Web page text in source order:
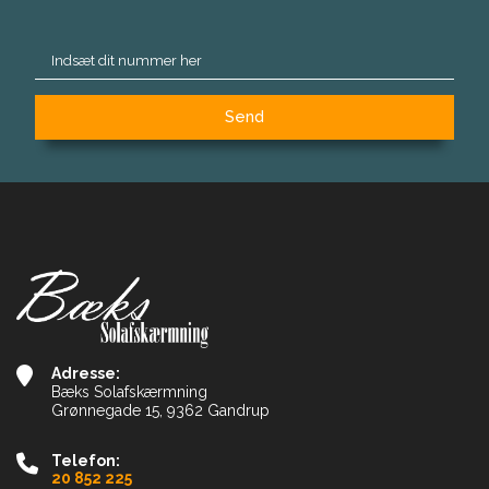
Adresse:
Bæks Solafskærmning
Grønnegade 15, 9362 Gandrup
Telefon:
20 852 225